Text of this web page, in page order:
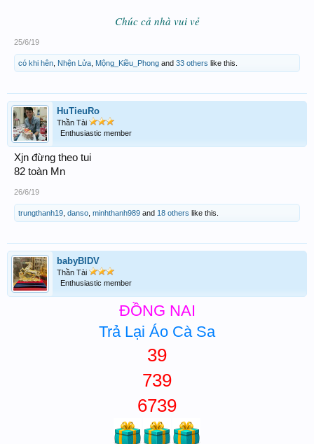
Chúc cả nhà vui vẻ
25/6/19
có khi hên Nhện Lửa Mộng_Kiều_Phong and 33 others like this.
HuTieuRo
Thần Tài
Enthusiastic member
Xjn đừng theo tui
82 toàn Mn
26/6/19
trungthanh19 danso minhthanh989 and 18 others like this.
babyBIDV
Thần Tài
Enthusiastic member
ĐỒNG NAI
Trả Lại Áo Cà Sa
39
739
6739